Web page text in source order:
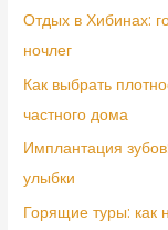
Отдых в Хибинах:
ночлег
Как выбрать
частного дома
Имплантация
улыбки
Горящие туры: как